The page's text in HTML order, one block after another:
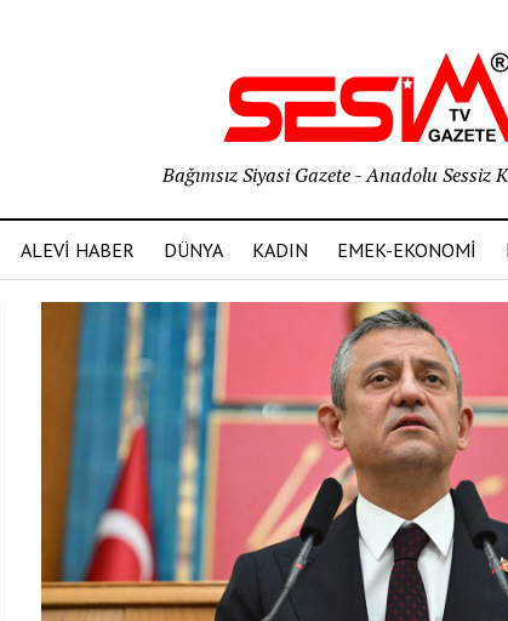
Bağımsız Siyasi Gazete - Anadolu Sessiz
ALEVİ HABER DÜNYA KADIN EMEK-EKONOMİ